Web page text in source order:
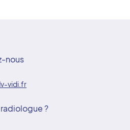
nous
vidi.fr
?